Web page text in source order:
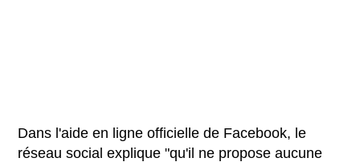
Dans l'aide en ligne officielle de Facebook, le
réseau social explique "qu'il ne propose aucune